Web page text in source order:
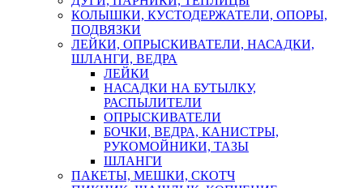
КОЛЫШКИ, КУСТОДЕРЖАТЕЛИ, ОПОРЫ,
ПОДВЯЗКИ
ЛЕЙКИ, ОПРЫСКИВАТЕЛИ, НАСАДКИ,
ШЛАНГИ, ВЕДРА
ЛЕЙКИ
НАСАДКИ НА БУТЫЛКУ,
РАСПЫЛИТЕЛИ
ОПРЫСКИВАТЕЛИ
БОЧКИ, ВЕДРА, КАНИСТРЫ,
РУКОМОЙНИКИ, ТАЗЫ
ШЛАНГИ
ПАКЕТЫ, МЕШКИ, СКОТЧ